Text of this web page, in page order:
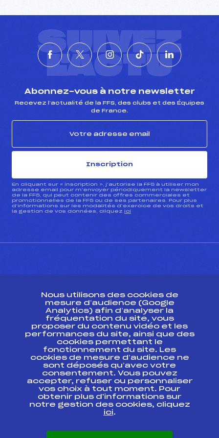
SUIVEZ
L'ACTU
Abonnez-vous à notre newsletter
Recevez l’actualité de la FFS, des clubs et des Équipes
de France.
Inscription
En cliquant sur « inscription », j’autorise la FFS à utiliser mon
adresse email pour m’envoyer périodiquement la newsletter
de la FFS, qui peut contenir des offres commerciales et
promotionnelles de la FFS ou de ses partenaires. Pour plus
d’informations sur les modalités d’exercice de vos droits et
la gestion de vos données, cliquez ici
Ressources
Pass’Neige
Projet sportif fédéral
Projet de performance fédéral
Antidopage
Pôle Développement, Formation, Suivi
Scientifique
Listes ministérielles
Pôle vie de l’athlète
Enseignement professionnel
Nous utilisons des cookies de
mesure d’audience (Google
Analytics) afin d’analyser la
fréquentation du site, vous
proposer du contenu vidéo et les
performances du site, ainsi que des
cookies permettant le
fonctionnement du site. Les
cookies de mesure d’audience ne
sont déposés qu’avec votre
consentement. Vous pouvez
accepter, refuser ou personnaliser
vos choix à tout moment. Pour
obtenir plus d'informations sur
notre gestion des cookies, cliquez
ici.